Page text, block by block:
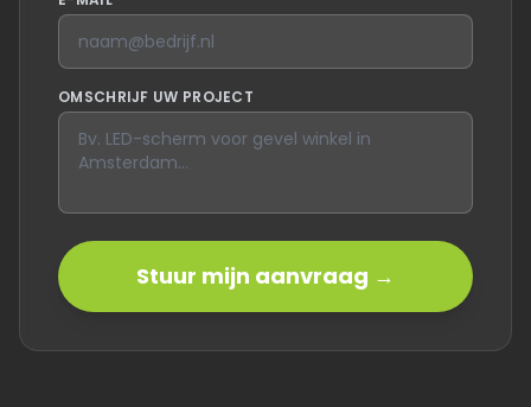
OMSCHRIJF UW PROJECT
Stuur mijn aanvraag →